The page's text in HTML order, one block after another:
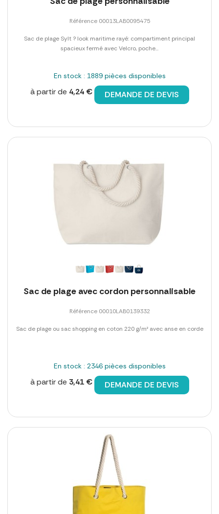
Référence 00013LAB0095475
Sac de plage Sylt ? look maritime rayé: compartiment principal
spacieux fermé avec Velcro, poche...
En stock : 1889 pièces disponibles
à partir de 4,24 € DEMANDE DE DEVIS
Sac de plage avec cordon personnalisable
Référence 00010LAB0139332
Sac de plage ou sac shopping en coton 220 g/m² avec anse en corde
En stock : 2346 pièces disponibles
à partir de 3,41 € DEMANDE DE DEVIS